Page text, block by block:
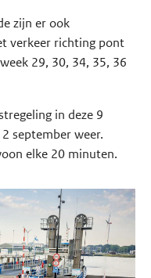
zijn er ook
verkeer richting pont
29, 30, 34, 35, 36
in deze 9
september weer.
elke 20 minuten.